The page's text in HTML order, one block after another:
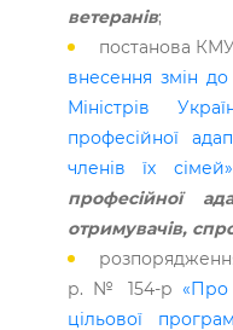
ветеранів;
постанова
внесення змін
Міністрів
професійної
членів їх сімей»
професійної
отримувачів,
р. № 154-р «Про
цільової